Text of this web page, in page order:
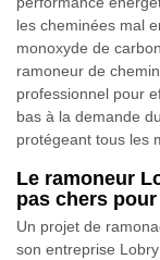
les cheminées mal
monoxyde de
ramoneur de
professionnel pour
bas à la demande
protégeant tous les
Le ramoneur
pas chers
Un projet de
son entreprise